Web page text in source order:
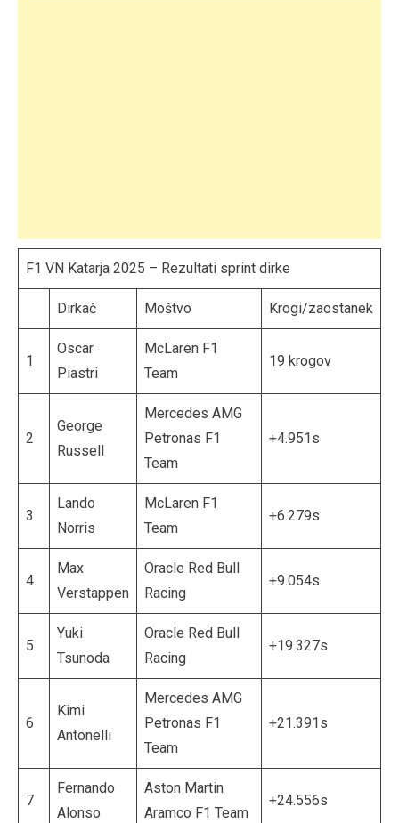
F1 VN Katarja 2025 – Rezultati sprint dirke
Dirkač Moštvo Krogi/zaostanek
1
Oscar
Piastri
McLaren F1
Team
19 krogov
2
George
Russell
Mercedes AMG
Petronas F1
Team
+4.951s
3
Lando
Norris
McLaren F1
Team
+6.279s
4
Max
Verstappen
Oracle Red Bull
Racing
+9.054s
5
Yuki
Tsunoda
Oracle Red Bull
Racing
+19.327s
6
Kimi
Antonelli
Mercedes AMG
Petronas F1
Team
+21.391s
7
Fernando
Alonso
Aston Martin
Aramco F1 Team
+24.556s